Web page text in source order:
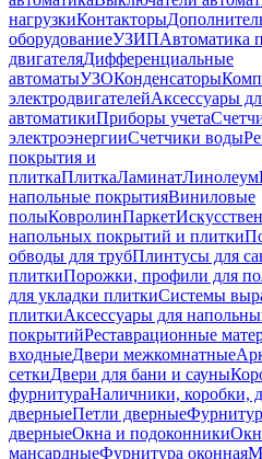
нагрузкиКонтакторы
оборудованиеУЗИПАвтоматика
двигателяДифференциальные
автоматыУЗОКонденсаторы
электродвигателейАксессуары
автоматикиПриборы учета
электроэнергииСчетчики воды
покрытия и
плиткаПлиткаЛаминатЛинолеум
напольные покрытияВиниловые
полыКовролинПаркет
напольных покрытий и плитки
обводы для трубПлинтусы для
плиткиПорожки, профили для
для укладки плиткиСистемы
плиткиАксессуары для
покрытийРеставрационные
входныеДвери межкомнатные
сеткиДвери для бани и сауны
фурнитураНаличники, коробки,
дверныеПетли дверные
дверныеОкна и подоконники
мансардныеФурнитура оконная